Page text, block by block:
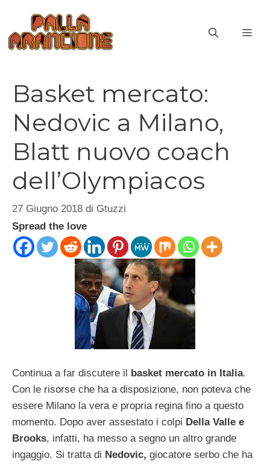
contenuto
Basket mercato:
Nedovic a Milano,
Blatt nuovo coach
dell’Olympiacos
27 Giugno 2018 di Gtuzzi
Spread the love
Continua a far discutere il basket mercato in Italia.
Con le risorse che ha a disposizione, non poteva che
essere Milano la vera e propria regina fino a questo
momento. Dopo aver assestato i colpi Della Valle e
Brooks, infatti, ha messo a segno un altro grande
ingaggio. Si tratta di Nedovic, giocatore serbo che ha